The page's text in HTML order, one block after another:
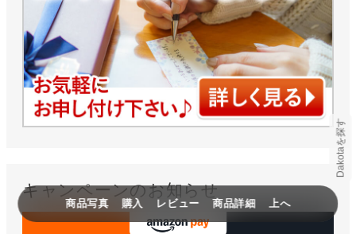
キャンペーンのお知らせ
Dakotaを探す
商品写真 購入 レビュー 商品詳細 上へ